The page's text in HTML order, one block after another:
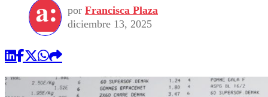
por Francisca Plaza
diciembre 13, 2025